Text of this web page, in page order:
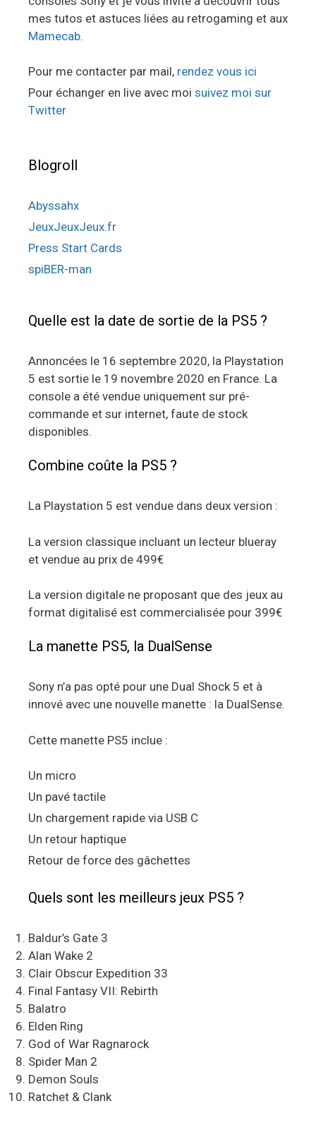
mes tutos et astuces liées au retrogaming et aux
Mamecab.
Pour me contacter par mail, rendez vous ici
Pour échanger en live avec moi suivez moi sur
Twitter
Blogroll
Abyssahx
JeuxJeuxJeux.fr
Press Start Cards
spiBER-man
Quelle est la date de sortie de la PS5 ?
Annoncées le 16 septembre 2020, la Playstation
5 est sortie le 19 novembre 2020 en France. La
console a été vendue uniquement sur pré-
commande et sur internet, faute de stock
disponibles.
Combine coûte la PS5 ?
La Playstation 5 est vendue dans deux version :
La version classique incluant un lecteur blueray
et vendue au prix de 499€
La version digitale ne proposant que des jeux au
format digitalisé est commercialisée pour 399€
La manette PS5, la DualSense
Sony n’a pas opté pour une Dual Shock 5 et à
innové avec une nouvelle manette : la DualSense.
Cette manette PS5 inclue :
Un micro
Un pavé tactile
Un chargement rapide via USB C
Un retour haptique
Retour de force des gâchettes
Quels sont les meilleurs jeux PS5 ?
Baldur’s Gate 3
Alan Wake 2
Clair Obscur Expedition 33
Final Fantasy VII: Rebirth
Balatro
Elden Ring
God of War Ragnarock
Spider Man 2
Demon Souls
Ratchet & Clank